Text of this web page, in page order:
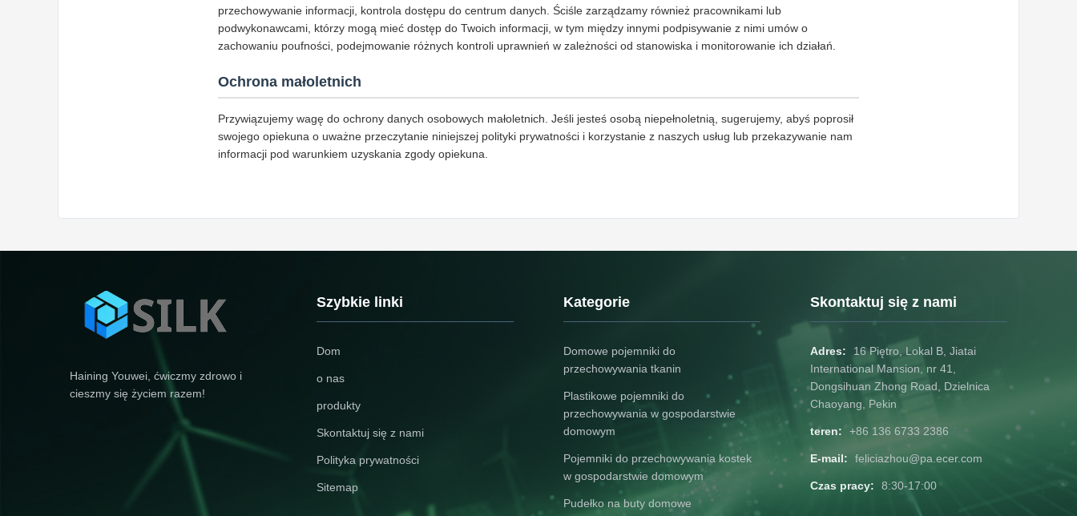
przechowywanie informacji, kontrola dostępu do centrum danych. Ściśle zarządzamy również pracownikami lub
podwykonawcami, którzy mogą mieć dostęp do Twoich informacji, w tym między innymi podpisywanie z nimi umów o
zachowaniu poufności, podejmowanie różnych kontroli uprawnień w zależności od stanowiska i monitorowanie ich działań.
Ochrona małoletnich
Przywiązujemy wagę do ochrony danych osobowych małoletnich. Jeśli jesteś osobą niepełnoletnią, sugerujemy, abyś poprosił
swojego opiekuna o uważne przeczytanie niniejszej polityki prywatności i korzystanie z naszych usług lub przekazywanie nam
informacji pod warunkiem uzyskania zgody opiekuna.
Haining Youwei, ćwiczmy zdrowo i
cieszmy się życiem razem!
Szybkie linki
Dom
o nas
produkty
Skontaktuj się z nami
Polityka prywatności
Sitemap
Kategorie
Domowe pojemniki do
przechowywania tkanin
Plastikowe pojemniki do
przechowywania w gospodarstwie
domowym
Pojemniki do przechowywania kostek
w gospodarstwie domowym
Pudełko na buty domowe
Skontaktuj się z nami
Adres:
16 Piętro, Lokal B, Jiatai
International Mansion, nr 41,
Dongsihuan Zhong Road, Dzielnica
Chaoyang, Pekin
teren: +86 136 6733 2386
E-mail: feliciazhou@pa.ecer.com
Czas pracy: 8:30-17:00